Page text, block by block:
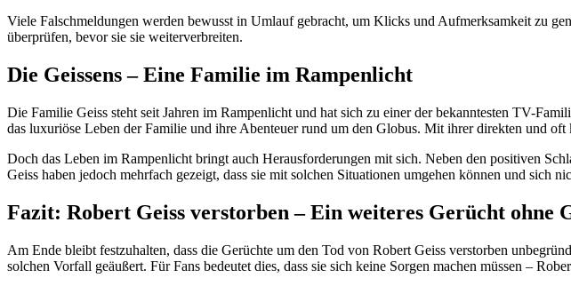
Viele Falschmeldungen werden bewusst in Umlauf gebracht, um Klicks und Aufmerksamkeit zu
überprüfen, bevor sie sie weiterverbreiten.
Die Geissens – Eine Familie im Rampenlicht
Die Familie Geiss steht seit Jahren im Rampenlicht und hat sich zu einer der bekanntesten TV-
das luxuriöse Leben der Familie und ihre Abenteuer rund um den Globus. Mit ihrer direkten und
Doch das Leben im Rampenlicht bringt auch Herausforderungen mit sich. Neben den positiven
Geiss haben jedoch mehrfach gezeigt, dass sie mit solchen Situationen umgehen können und sich
Fazit: Robert Geiss verstorben – Ein weiteres Gerücht ohne
Am Ende bleibt festzuhalten, dass die Gerüchte um den Tod von Robert Geiss verstorben
solchen Vorfall geäußert. Für Fans bedeutet dies, dass sie sich keine Sorgen machen müssen –